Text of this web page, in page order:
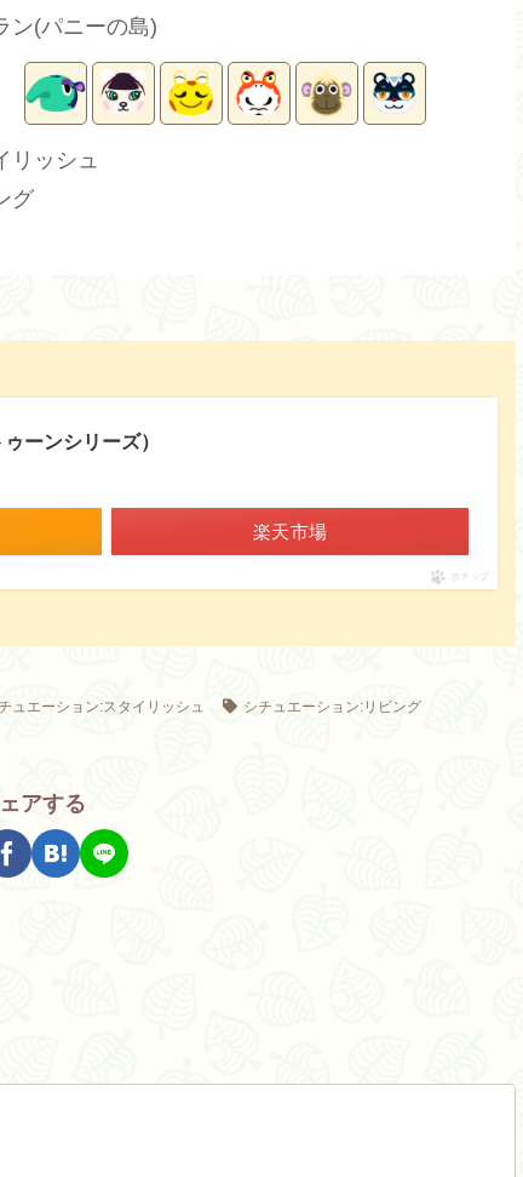
ン(パニーの島)
リッシュ
グ
ーンシリーズ）
楽天市場
ポチップ
ュエーション:スタイリッシュ シチュエーション:リビング
アする